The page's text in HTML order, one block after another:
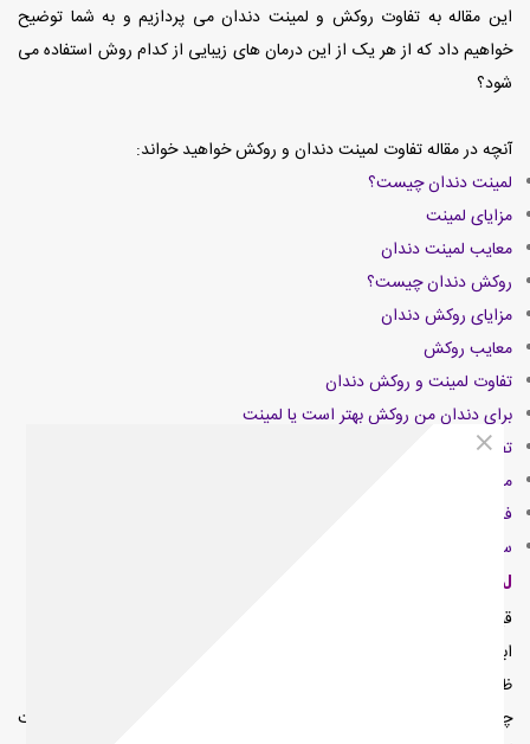
این مقاله به تفاوت روکش و لمینت دندان می پردازیم و به شما توضیح
خواهیم داد که از هر یک از این درمان های زیبایی از کدام روش استفاده می
شود؟
آنچه در مقاله تفاوت لمینت دندان و روکش خواهید خواند:
لمینت دندان چیست؟
مزایای لمینت
معایب لمینت دندان
روکش دندان چیست؟
مزایای روکش دندان
معایب روکش
تفاوت لمینت و روکش دندان
برای دندان من روکش بهتر است یا لمینت
تفاوت قیمت لمینت دندان و روکش
مقایسه مراحل نصب تاج و لمینت دندان
فرق لمینت با روکش زیرکونیا
سخن پایانی
لمینت دندان چیست؟
قبل از اینکه به مزایا، معایب و مقایسه روش لمینت و روکش بپردازیم، باید
ابتدا بدانیم که
ظریف هستند که توسط یک چسب مخصوص روی دندان های آسیب دیده
چسبانده می شود. هدف از نصب لمینت دندانی برطرف کردن مشکلاتی است